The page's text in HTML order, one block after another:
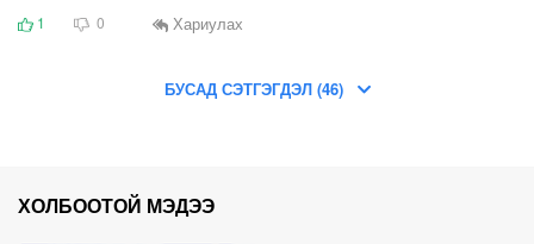
1 0 Хариулах
БУСАД СЭТГЭГДЭЛ (46)
ХОЛБООТОЙ МЭДЭЭ